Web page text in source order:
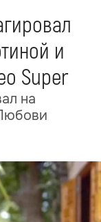
и
Super
на